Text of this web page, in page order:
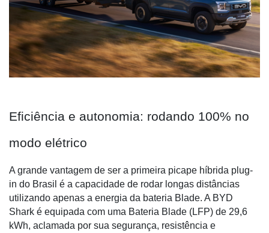
Eficiência e autonomia: rodando 100% no
modo elétrico
A grande vantagem de ser a primeira picape híbrida plug-
in do Brasil é a capacidade de rodar longas distâncias
utilizando apenas a energia da bateria Blade. A BYD
Shark é equipada com uma Bateria Blade (LFP) de 29,6
kWh, aclamada por sua segurança, resistência e